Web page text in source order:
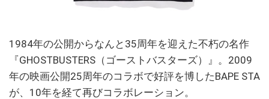
1984年の公開からなんと35周年を迎えた不朽の名作
『GHOSTBUSTERS（ゴーストバスターズ）』。2009
年の映画公開25周年のコラボで好評を博したBAPE STA
が、10年を経て再びコラボレーション。